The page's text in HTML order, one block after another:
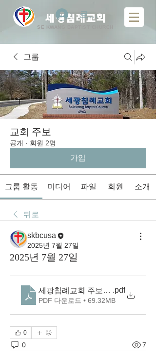
​ 세광침례교회
SE KWANG BAPTIST CHURCH
로그인
그룹
교회 주보
공개 · 회원 2명
가입
그룹 활동 미디어 파일 회원 소개
뒤로
skbcusa
2025년 7월 27일
2025년 7월 27일
세광침례교회 주보(2025.07.27)
.pdf
PDF 다운로드 • 69.32MB
0
0 7